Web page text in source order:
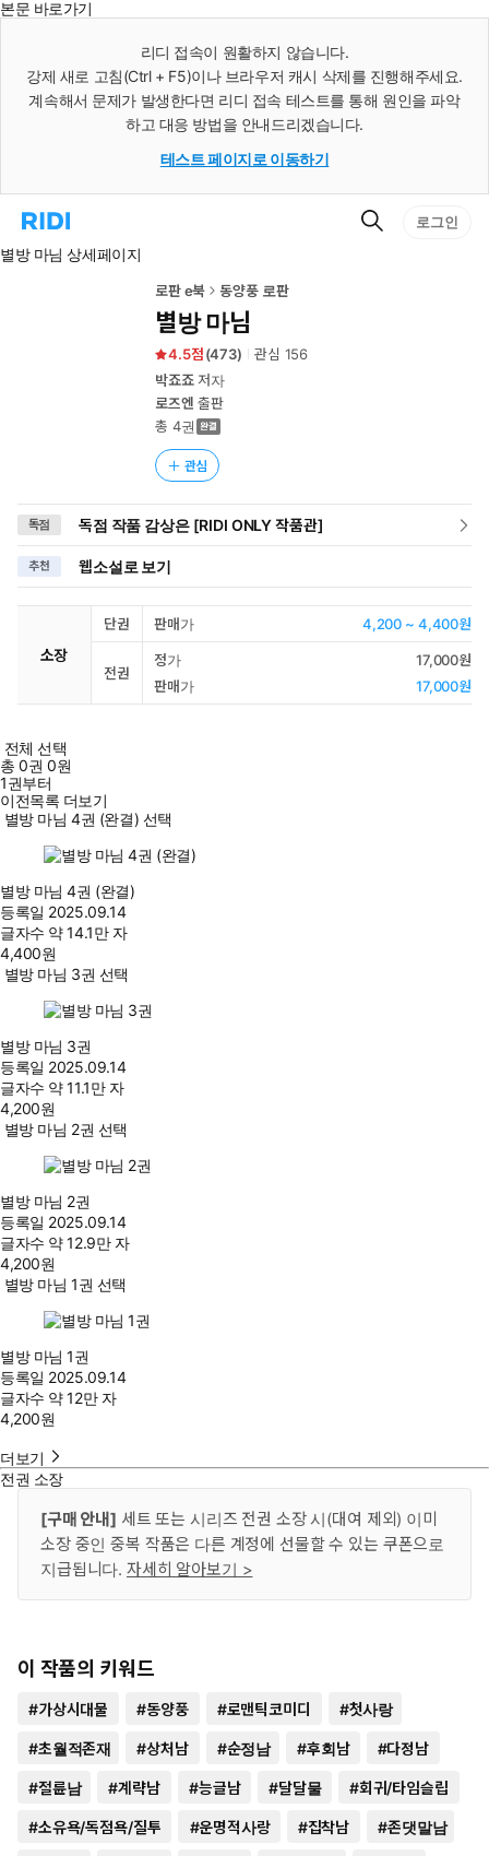
본문 바로가기
리디 접속이 원활하지 않습니다.
강제 새로 고침(Ctrl + F5)이나 브라우저 캐시 삭제를 진행해주세요.
계속해서 문제가 발생한다면 리디 접속 테스트를 통해 원인을 파악
하고 대응 방법을 안내드리겠습니다.
테스트 페이지로 이동하기
리
홈
검
로그인
별방 마님 상세페이지
로판 e북 동양풍 로판
별방 마님
4.5 (473) 관심 156
박죠죠저자
로즈엔 출판
총 4권
관심
독점 독점 작품 감상은 [RIDI ONLY 작품관]
추천 웹소설로 보기
소장
단권 판매가 4,200 ~ 4,400원
전권
정가
17,000원
판매가
17,000원
전체 선택
총0권 0원
1권부터
이전목록 더보기
별방 마님 4권 (완결) 선택
별방 마님 4권 (완결)
등록일 2025.09.14
글자수 약 14.1만 자
4,400원
별방 마님 3권 선택
별방 마님 3권
등록일 2025.09.14
글자수 약 11.1만 자
4,200원
별방 마님 2권 선택
별방 마님 2권
등록일 2025.09.14
글자수 약 12.9만 자
4,200원
별방 마님 1권 선택
별방 마님 1권
등록일 2025.09.14
글자수 약 12만 자
4,200원
더보기
전권 소장
[구매 안내] 세트 또는 시리즈 전권 소장 시(대여 제외) 이미
소장 중인 중복 작품은 다른 계정에 선물할 수 있는 쿠폰으로
지급됩니다. 자세히 알아보기 >
이 작품의 키워드
#가상시대물 #동양풍 #로맨틱코미디 #첫사랑
#초월적존재 #상처남 #순정남 #후회남 #다정남
#절륜남 #계략남 #능글남 #달달물 #회귀/타임슬립
#소유욕/독점욕/질투 #운명적사랑 #집착남 #존댓말남